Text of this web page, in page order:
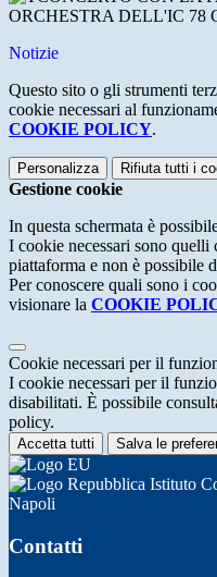
ORCHESTRA DELL'IC 78
Notizie
Questo sito o gli strumenti
cookie necessari al
COOKIE POLICY.
Personalizza Rifiuta tutti i
Gestione cookie
In questa schermata è
I cookie necessari sono
piattaforma e non è possibile
Per conoscere quali sono i
visionare la COOKIE
Cookie necessari per il
I cookie necessari per il
disabilitati. È possibile
policy.
Accetta tutti Salva le
Istituto
Napoli
Contatti